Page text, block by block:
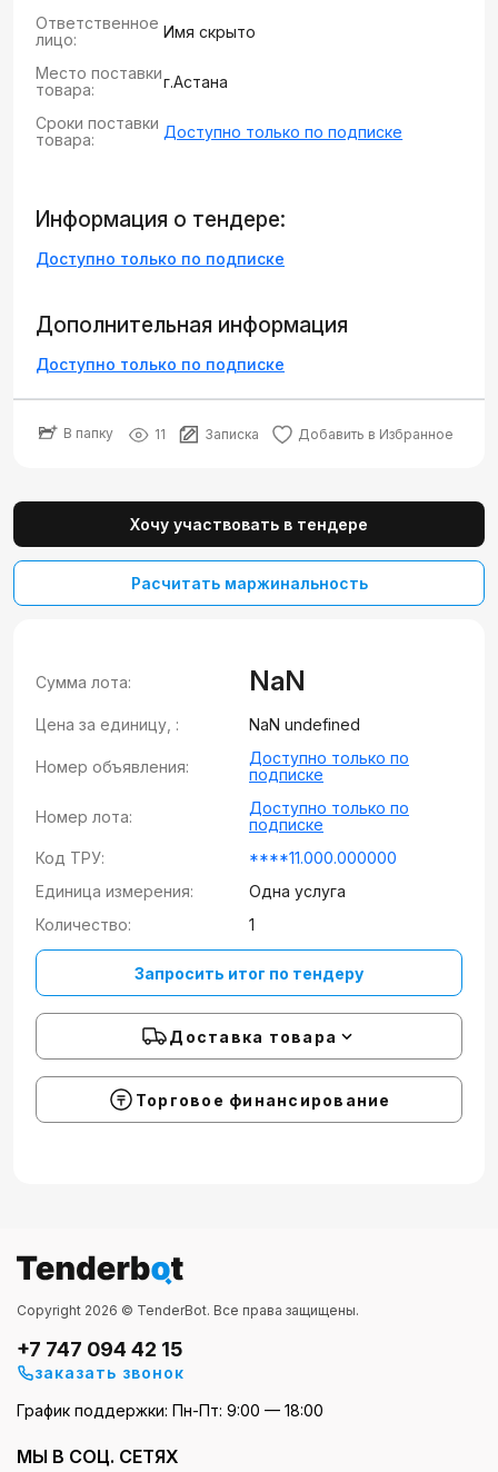
Ответственное
лицо:
Имя скрыто
Место поставки
товара:
г.Астана
Сроки поставки
товара:
Доступно только по подписке
Информация о тендере:
Доступно только по подписке
Дополнительная информация
Доступно только по подписке
В папку 11 Записка Добавить в Избранное
Хочу участвовать в тендере
Расчитать маржинальность
Сумма лота: NaN
Цена за единицу, : NaN undefined
Номер объявления:
Доступно только по
подписке
Номер лота:
Доступно только по
подписке
Код ТРУ:
****11.000.000000
Единица измерения:
Одна услуга
Количество:
1
Запросить итог по тендеру
Доставка товара
Торговое финансирование
Copyright 2026 © TenderBot. Все права защищены.
+7 747 094 42 15
заказать звонок
График поддержки: Пн-Пт: 9:00 — 18:00
МЫ В СОЦ. СЕТЯХ